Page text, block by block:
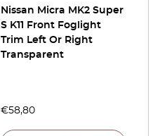
Nissan Micra MK2 Super
S K11 Front Foglight
Trim Left Or Right
Transparent
€58,80